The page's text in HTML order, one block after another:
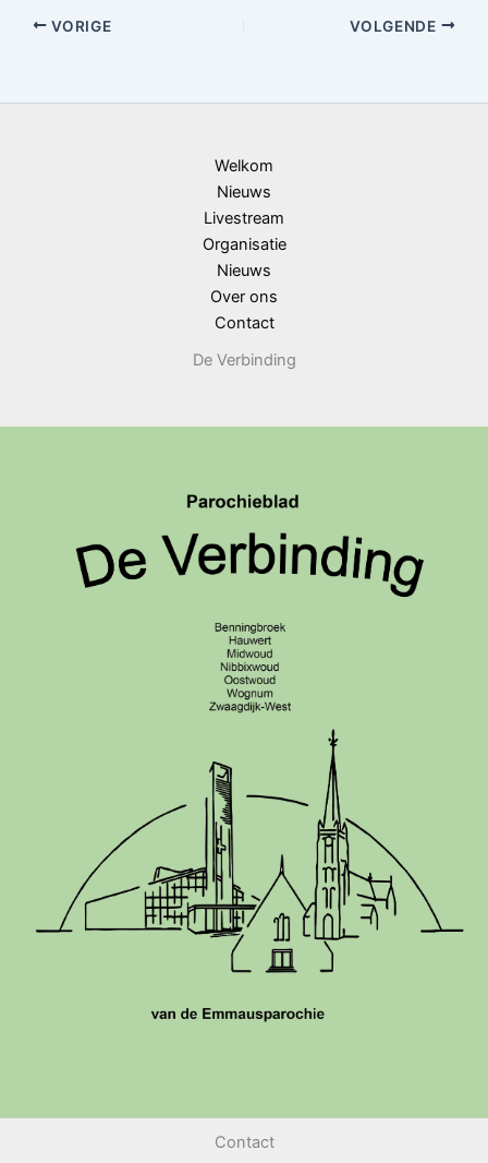
VORIGE VOLGENDE
Welkom
Nieuws
Livestream
Organisatie
Nieuws
Over ons
Contact
De Verbinding
Contact